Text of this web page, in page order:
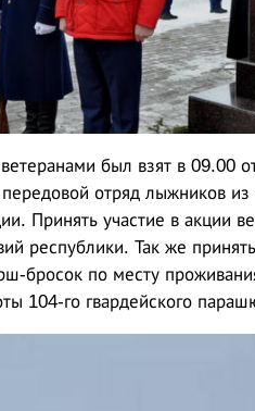
был взят в 09.00
отряд лыжников
Принять участие в акции
республики. Так же
бросок по месту
104-го гвардейского